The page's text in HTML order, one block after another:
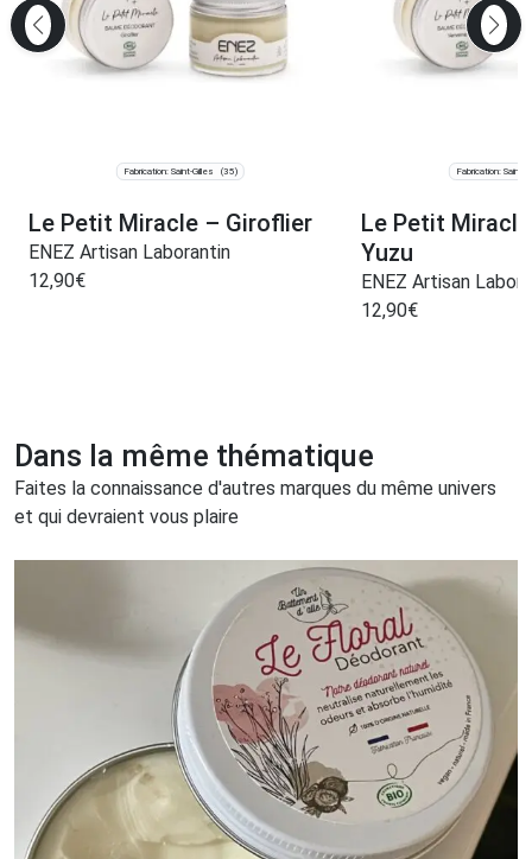
Fabrication: Saint-Gilles (35)
Le Petit Miracle – Giroflier
ENEZ Artisan Laborantin
12,90€
Fabrication: Saint-
Le Petit
Yuzu
ENEZ Artisan
12,90€
Dans la même thématique
Faites la connaissance d'autres marques du même univers
et qui devraient vous plaire